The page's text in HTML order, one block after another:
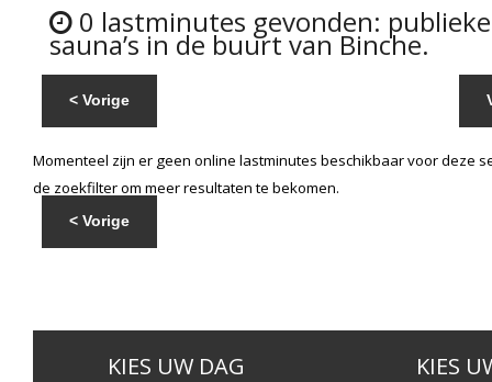
0 lastminutes gevonden: publieke
sauna’s in de buurt van Binche.
< Vorige
Momenteel zijn er geen online lastminutes beschikbaar voor deze
de zoekfilter om meer resultaten te bekomen.
< Vorige
KIES UW DAG KIES